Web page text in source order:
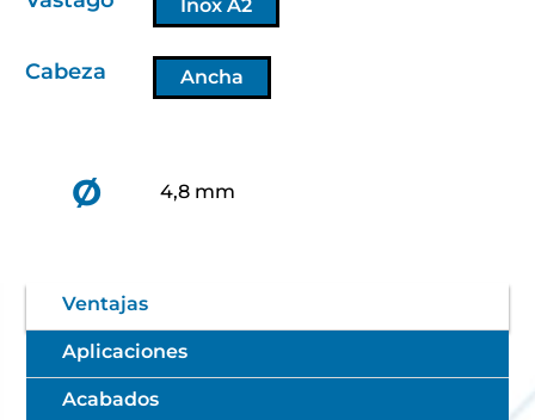
Inox A2
Cabeza Ancha
Ø 4,8 mm
Ventajas
Aplicaciones
Acabados